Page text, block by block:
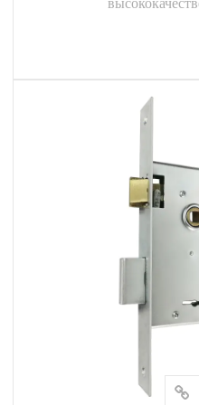
приверженности созданию
уровня. Корпуса наших
ваша собственность
врезные замки диаметром
стилях и вариантах
собственность, но и
JIAMIN качеству,
врезные замки JIAMIN